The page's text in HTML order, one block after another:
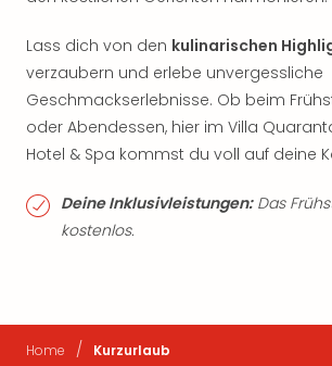
Lass dich von den kulinarischen
verzaubern und erlebe unvergessliche
Geschmackserlebnisse. Ob beim
oder Abendessen, hier im Villa
Hotel & Spa kommst du voll auf deine
Deine Inklusivleistungen:Das
kostenlos.
Home / Kurzurlaub